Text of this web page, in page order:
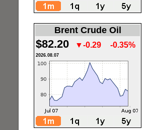
Brent Crude Oil
$82.20 ▼-0.29 -0.35%
2026.08.07